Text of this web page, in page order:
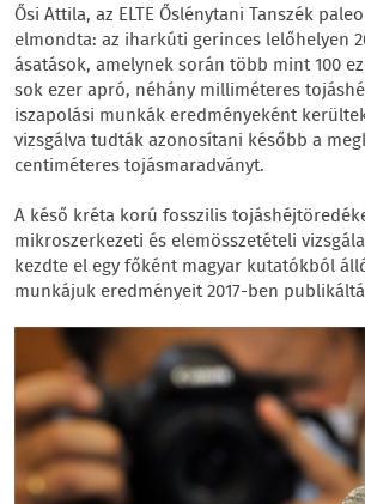
Ősi Attila, az ELTE Őslénytani Tanszék
elmondta: az iharkúti gerinces lelőhelyen
ásatások, amelynek során több mint 100
sok ezer apró, néhány milliméteres
iszapolási munkák eredményeként
vizsgálva tudták azonosítani később a
centiméteres tojásmaradványt.
A késő kréta korú fosszilis
mikroszerkezeti és elemösszetételi
kezdte el egy főként magyar kutatókból
munkájuk eredményeit 2017-ben